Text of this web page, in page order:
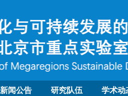
新闻公告 研究队伍 学术动